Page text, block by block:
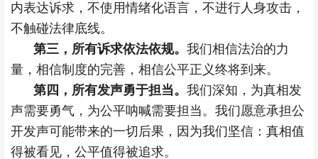
内表达诉求，不使用情绪化语言，不进行人身攻击，
不触碰法律底线。
第三，所有诉求依法依规。我们相信法治的力
量，相信制度的完善，相信公平正义终将到来。
第四，所有发声勇于担当。我们深知，为真相发
声需要勇气，为公平呐喊需要担当。我们愿意承担公
开发声可能带来的一切后果，因为我们坚信：真相值
得被看见，公平值得被追求。